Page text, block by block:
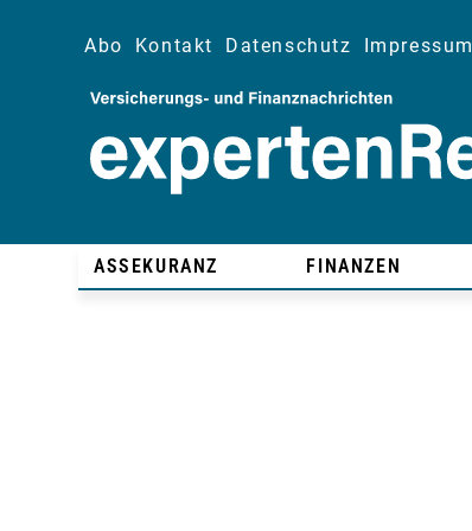
Abo Kontakt Datenschutz Impressum
ASSEKURANZ FINANZEN